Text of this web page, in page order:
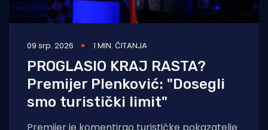
09 srp. 2026 1 MIN. ČITANJA
PROGLASIO KRAJ RASTA?
Premijer Plenković: "Dosegli
smo turistički limit"